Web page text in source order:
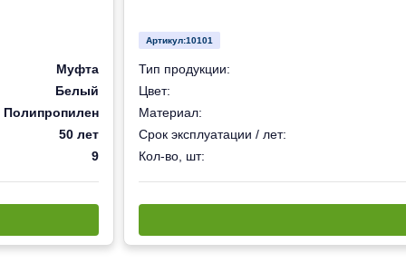
Муфта
Белый
Полипропилен
50 лет
9
Артикул:10101
Тип продукции:
Цвет:
Материал:
Срок эксплуатации / лет:
Кол-во, шт: